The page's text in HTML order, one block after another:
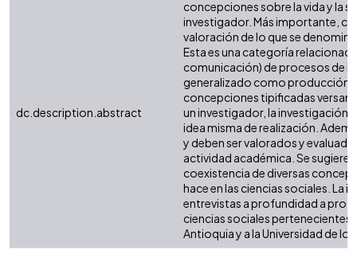
dc.description.abstract
concepciones sobre la vida y la
investigador. Más importante,
valoración de lo que se
Esta es una categoría
comunicación) de procesos de
generalizado como producción
concepciones tipificadas versan
un investigador, la investigación
idea misma de realización.
y deben ser valorados y
actividad académica. Se
coexistencia de diversas
hace en las ciencias sociales. La
entrevistas a profundidad a
ciencias sociales pertenecientes
Antioquia y a la Universidad de